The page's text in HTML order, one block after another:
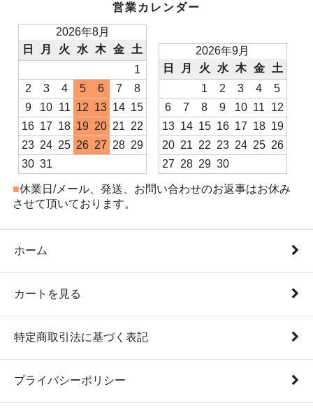
営業カレンダー
2026年8月
日
月 火 水 木 金
土
1
2
3 4 5 6 7
8
9
10 11 12 13 14 15
16 17 18 19 20 21 22
23 24 25 26 27 28 29
30 31
2026年9月
日
月 火 水 木 金
土
1
2 3 4
5
6
7 8 9 10 11
12
13 14 15 16 17 18 19
20 21 22 23 24 25 26
27 28 29 30
■休業日/メール、発送、お問い合わせのお返事はお休み
させて頂いております。
ホーム
カートを見る
特定商取引法に基づく表記
プライバシーポリシー